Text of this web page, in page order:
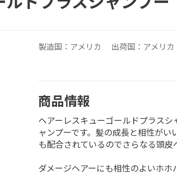
製造国：アメリカ 出荷国：アメリカ
商品情報
ヘアーレスキューゴールドプラス
ャンプーです。髪の成長と相性が
も配合されているのでさらなる頭
ダメージヘアーにも相性のよいホ